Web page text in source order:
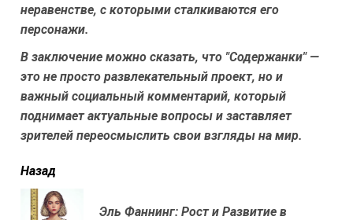
неравенстве, с которыми сталкиваются его
персонажи.
В заключение можно сказать, что "Содержанки" —
это не просто развлекательный проект, но и
важный социальный комментарий, который
поднимает актуальные вопросы и заставляет
зрителей переосмыслить свои взгляды на мир.
читать
еще
Назад
Эль Фаннинг: Рост и Развитие в